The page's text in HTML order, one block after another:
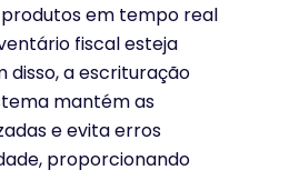
em tempo real
fiscal esteja
a escrituração
mantém as
e evita erros
proporcionando